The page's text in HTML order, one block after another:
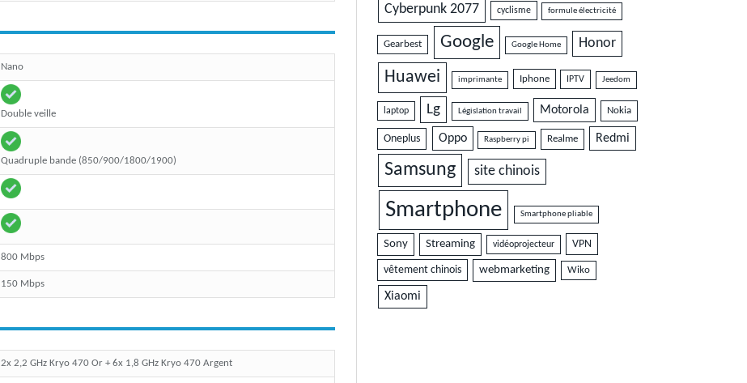
Nano
Double veille
Quadruple bande (850/900/1800/1900)
800 Mbps
150 Mbps
2x 2,2 GHz Kryo 470 Or + 6x 1,8 GHz Kryo 470 Argent
Cyberpunk 2077 cyclisme formule électricité
Gearbest Google Google Home Honor
Huawei imprimante Iphone IPTV Jeedom
laptop Lg Législation travail Motorola Nokia
Oneplus Oppo Raspberry pi Realme Redmi
Samsung site chinois
Smartphone Smartphone pliable
Sony Streaming vidéoprojecteur VPN
vêtement chinois webmarketing Wiko
Xiaomi